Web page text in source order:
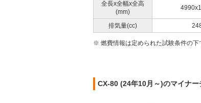
全長x全幅x全高
(mm)
排気量(cc)
※ 燃費情報は定められた試験条件の下
CX-80 (24年10月～)のマイナー